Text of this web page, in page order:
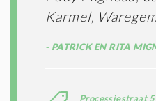
Karmel,
PATRICK EN RITA
Processiestraat